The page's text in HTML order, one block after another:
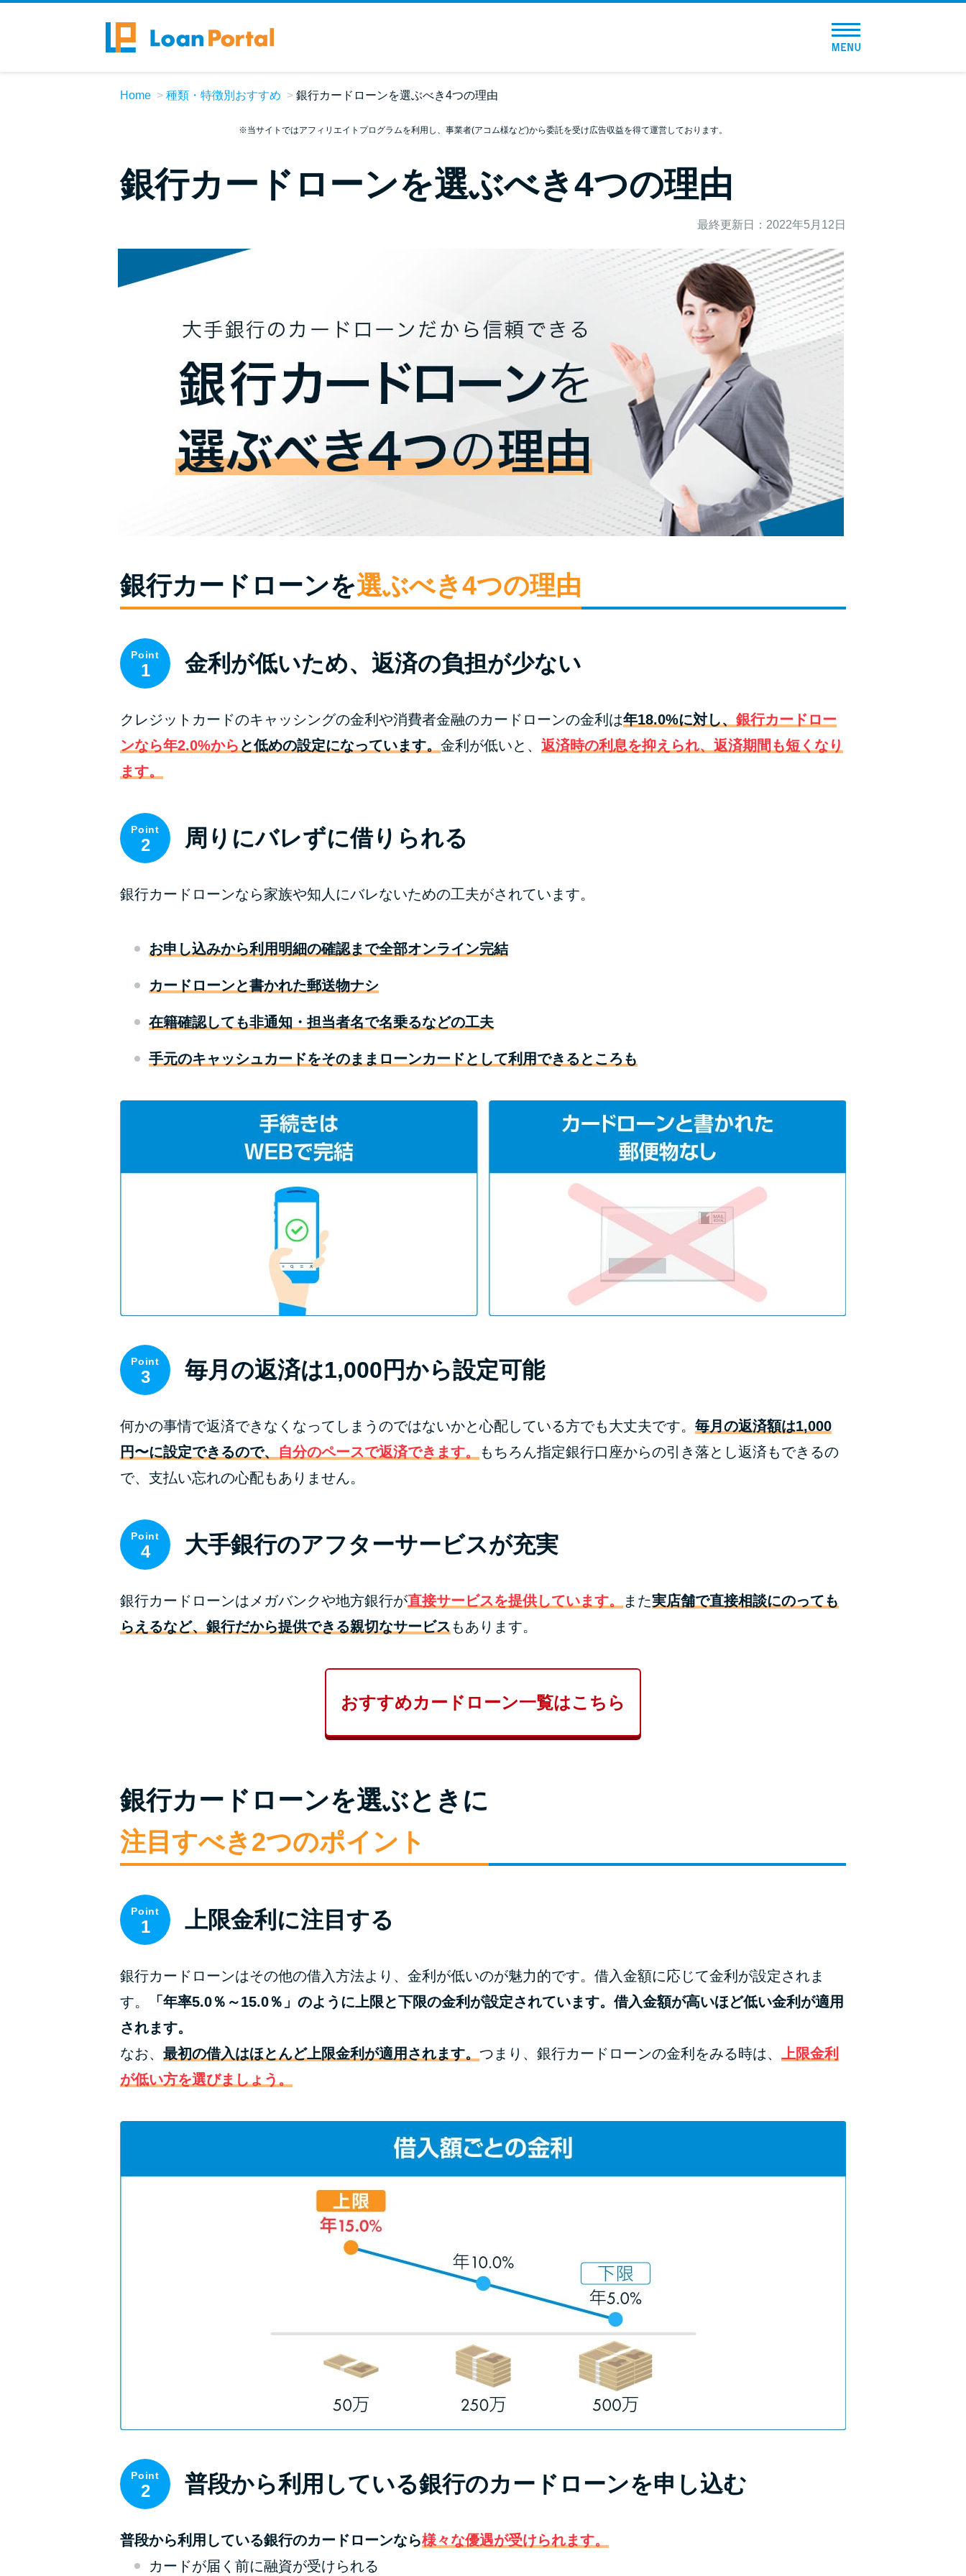
総合人気ランキング
とにかくすぐ借りたい方向け
バレずに借りたい方向け
便利なコンテンツ
カードローン診断
カードローンQ&A
特集ページ
リボ払いをそのまま払いきると損！
カードローンの見直しで40万円得した話
最速！最短40分で借りられるカードローン
特集ページ一覧
その他コラム
今月の家賃払えない…2ヵ月目には解決しない
090金融（闇金）からお金を借りてはいけない
理由と借りた場合の対処法
申し込みブラックとは?判断の目安や審査に通
ブラックでもお金を借りるには？3つの判断基
準と工面法
アコムはブラックでも審査に通る？ 自分がブ
ラックか確かめる方法
年収が低い＆他社借入があると落ちる？バンク
Home 種類・特徴別おすすめ 銀行カードローンを選ぶべき4つの理由
※当サイトではアフィリエイトプログラムを利用し、事業者(アコム様など)から委託を受け広告収益を得て運営しております。
銀行カードローンを選ぶべき4つの理由
最終更新日：2022年5月12日
銀行カードローンを選ぶべき4つの理由
Point
1 金利が低いため、返済の負担が少ない
クレジットカードのキャッシングの金利や消費者金融のカードローンの金利は年18.0%に対し、 銀行カードロー
ンなら年2.0%から と低めの設定になっています。 金利が低いと、 返済時の利息を抑えられ、返済期間も短くなり
ます。
Point
2 周りにバレずに借りられる
銀行カードローンなら家族や知人にバレないための工夫がされています。
お申し込みから利用明細の確認まで全部オンライン完結
カードローンと書かれた郵送物ナシ
在籍確認しても非通知・担当者名で名乗るなどの工夫
手元のキャッシュカードをそのままローンカードとして利用できるところも
Point
3 毎月の返済は1,000円から設定可能
何かの事情で返済できなくなってしまうのではないかと心配している方でも大丈夫です。 毎月の返済額は1,000
円〜に設定できるので、 自分のペースで返済できます。
もちろん指定銀行口座からの引き落とし返済もできるの
で、支払い忘れの心配もありません。
Point
4 大手銀行のアフターサービスが充実
銀行カードローンはメガバンクや地方銀行が直接サービスを提供しています。 また実店舗で直接相談にのっても
らえるなど、銀行だから提供できる親切なサービスもあります。
おすすめカードローン一覧はこちら
銀行カードローンを選ぶときに
注目すべき2つのポイント
Point
1 上限金利に注目する
銀行カードローンはその他の借入方法より、金利が低いのが魅力的です。借入金額に応じて金利が設定されま
す。
「年率5.0％～15.0％」のように上限と下限の金利が設定されています。借入金額が高いほど低い金利が適用
されます。
なお、 最初の借入はほとんど上限金利が適用されます。 つまり、銀行カードローンの金利をみる時は、 上限金利
が低い方を選びましょう。
Point
2 普段から利用している銀行のカードローンを申し込む
普段から利用している銀行のカードローンなら様々な優遇が受けられます。
カードが届く前に融資が受けられる